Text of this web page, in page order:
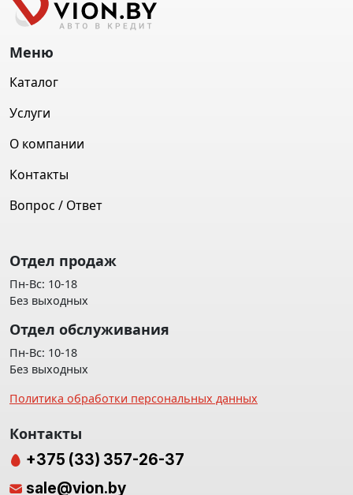
Меню
Каталог
Услуги
О компании
Контакты
Вопрос / Ответ
Отдел продаж
Пн-Вс: 10-18
Без выходных
Отдел обслуживания
Пн-Вс: 10-18
Без выходных
Политика обработки персональных данных
Контакты
+375 (33) 357-26-37
sale@vion.by